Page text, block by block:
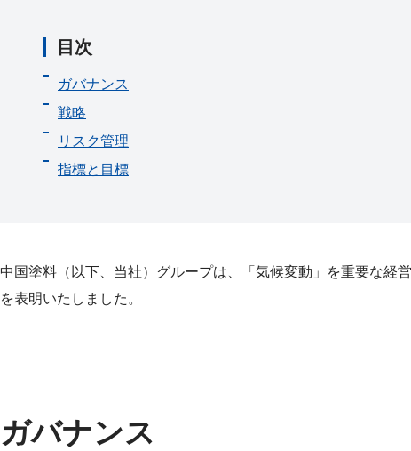
目次
ガバナンス
戦略
リスク管理
指標と目標
中国塗料（以下、当社）グループは、「気候変動」を重要な経
を表明いたしました。
ガバナンス